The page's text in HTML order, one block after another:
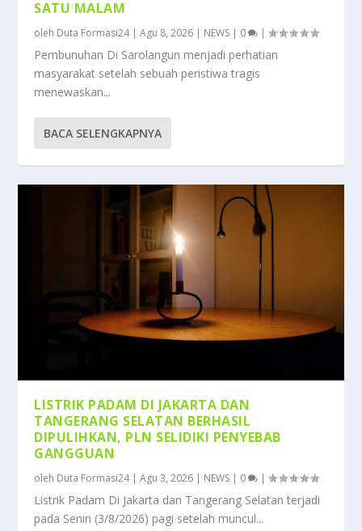
SATU MALAM
oleh Duta Formasi24|Agu 8, 2026 | NEWS | 0 |
Pembunuhan Di Sarolangun menjadi perhatian
masyarakat setelah sebuah peristiwa tragis
menewaskan...
BACA SELENGKAPNYA
LISTRIK PADAM DI JAKARTA DAN
TANGERANG SELATAN BERHASIL
DIPULIHKAN, PLN SELIDIKI PENYEBAB
GANGGUAN
oleh Duta Formasi24|Agu 3, 2026 | NEWS | 0 |
Listrik Padam Di Jakarta dan Tangerang Selatan terjadi
pada Senin (3/8/2026) pagi setelah muncul...